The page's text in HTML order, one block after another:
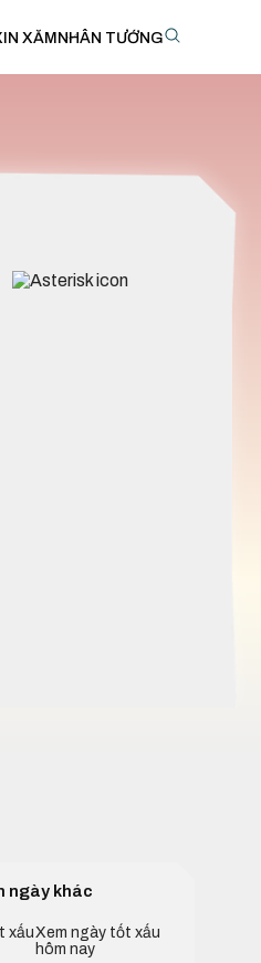
XĂM NHÂN TƯỚNG
ngày khác
Xem ngày tốt xấu
hôm nay